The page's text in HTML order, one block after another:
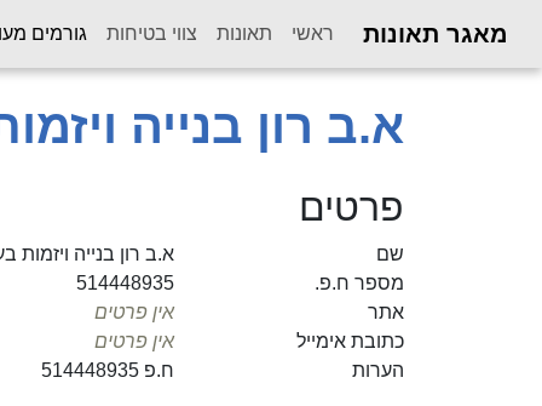
מאגר תאונות ראשי תאונות צווי בטיחות גורמים
א.ב רון בנייה
פרטים
שם
א.ב רון בנייה ויזמות
מספר ח.פ.
514448935
אתר
אין פרטים
כתובת אימייל
אין פרטים
הערות
ח.פ 514448935